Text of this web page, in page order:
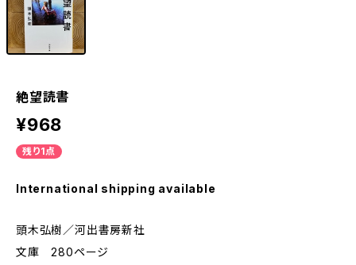
絶望読書
¥968
残り1点
International shipping available
頭木弘樹／河出書房新社
文庫 280ページ